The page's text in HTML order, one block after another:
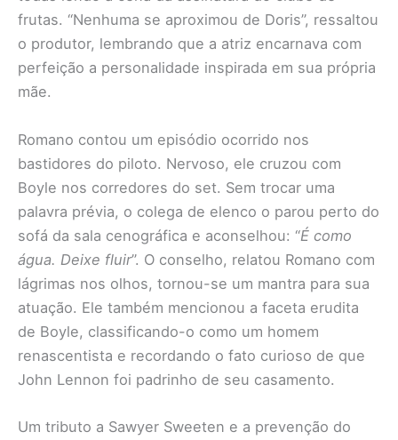
frutas. “Nenhuma se aproximou de Doris”, ressaltou
o produtor, lembrando que a atriz encarnava com
perfeição a personalidade inspirada em sua própria
mãe.
Romano contou um episódio ocorrido nos
bastidores do piloto. Nervoso, ele cruzou com
Boyle nos corredores do set. Sem trocar uma
palavra prévia, o colega de elenco o parou perto do
sofá da sala cenográfica e aconselhou: “É como
água. Deixe fluir”. O conselho, relatou Romano com
lágrimas nos olhos, tornou-se um mantra para sua
atuação. Ele também mencionou a faceta erudita
de Boyle, classificando-o como um homem
renascentista e recordando o fato curioso de que
John Lennon foi padrinho de seu casamento.
Um tributo a Sawyer Sweeten e a prevenção do